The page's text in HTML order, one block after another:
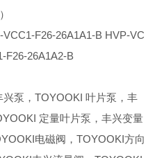
F26-26A1A1-B HVP-VC
26A1A2-B
泵，TOYOOKI 叶片泵，丰
定量叶片泵，丰兴变量
电磁阀，TOYOOKI方向